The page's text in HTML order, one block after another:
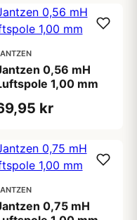
0,56 mH
1,00 mm
kr
0,75 mH